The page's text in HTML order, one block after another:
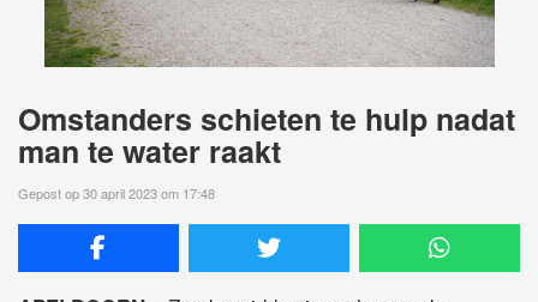
Omstanders schieten te hulp nadat
man te water raakt
Gepost op 30 april 2023 om 17:48